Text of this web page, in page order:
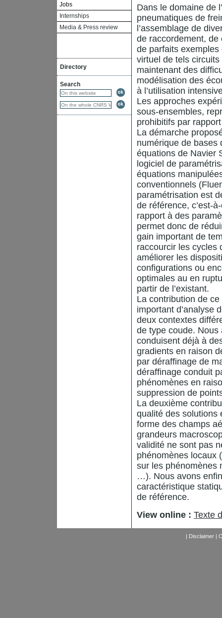
Jobs
Internships
Media & Press review
Directory
Search
Dans le domaine de
pneumatiques de
l’assemblage de
de raccordement,
de parfaits
virtuel de tels
maintenant des
modélisation des
à l’utilisation
Les approches
sous-ensembles,
prohibitifs par
La démarche
numérique de bases
équations de Navier
logiciel de
équations
conventionnels
paramétrisation est
de référence, c’est-
rapport à des
permet donc de
gain important de
raccourcir les cycles
améliorer les
configurations ou
optimales au en
partir de l’existant.
La contribution de
important d’analyse
deux contextes
de type coude. Nous
conduisent déjà à
gradients en raison
par déraffinage de
déraffinage conduit
phénomènes en
suppression de
La deuxième
qualité des solutions
forme des champs
grandeurs
validité ne sont pas
phénomènes locaux
sur les phénomènes
…). Nous avons
caractéristique
de référence.
View online : Texte
| Disclaimer|